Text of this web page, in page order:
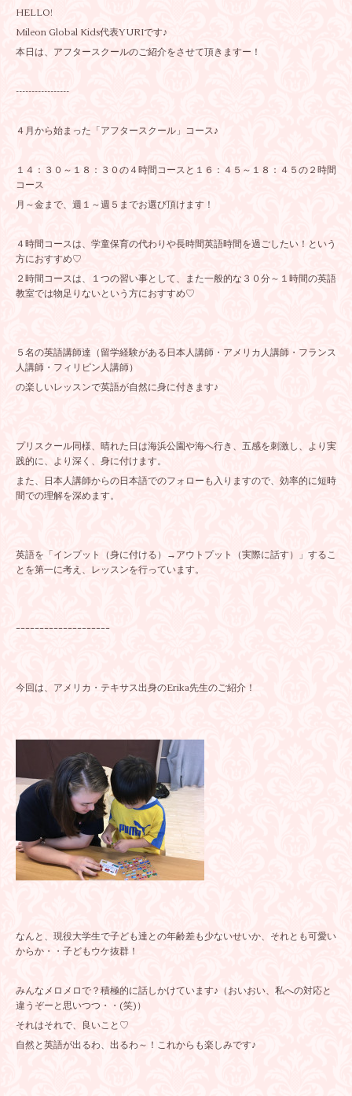
HELLO!
Mileon Global Kids代表YURIです♪
本日は、アフタースクールのご紹介をさせて頂きますー！
-----------------
４月から始まった「アフタースクール」コース♪
１４：３０～１８：３０の４時間コースと１６：４５～１８：４５の２時間
コース
月～金まで、週１～週５までお選び頂けます！
４時間コースは、学童保育の代わりや長時間英語時間を過ごしたい！という
方におすすめ♡
２時間コースは、１つの習い事として、また一般的な３０分～１時間の英語
教室では物足りないという方におすすめ♡
５名の英語講師達（留学経験がある日本人講師・アメリカ人講師・フランス
人講師・フィリピン人講師）
の楽しいレッスンで英語が自然に身に付きます♪
プリスクール同様、晴れた日は海浜公園や海へ行き、五感を刺激し、より実
践的に、より深く、身に付けます。
また、日本人講師からの日本語でのフォローも入りますので、効率的に短時
間での理解を深めます。
英語を「インプット（身に付ける）→アウトプット（実際に話す）」するこ
とを第一に考え、レッスンを行っています。
ｰｰｰｰｰｰｰｰｰｰｰｰｰｰｰｰｰｰｰｰ
今回は、アメリカ・テキサス出身のErika先生のご紹介！
なんと、現役大学生で子ども達との年齢差も少ないせいか、それとも可愛い
からか・・子どもウケ抜群！
みんなメロメロで？積極的に話しかけています♪（おいおい、私への対応と
違うぞーと思いつつ・・(笑)）
それはそれで、良いこと♡
自然と英語が出るわ、出るわ～！これからも楽しみです♪